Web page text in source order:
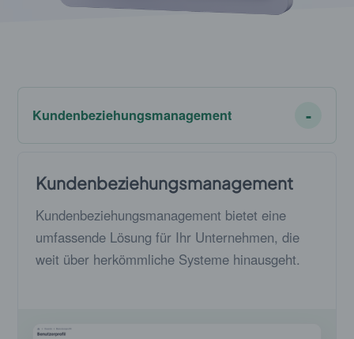
Kundenbeziehungsmanagement
Kundenbeziehungsmanagement
Kundenbeziehungsmanagement bietet eine
umfassende Lösung für Ihr Unternehmen, die
weit über herkömmliche Systeme hinausgeht.